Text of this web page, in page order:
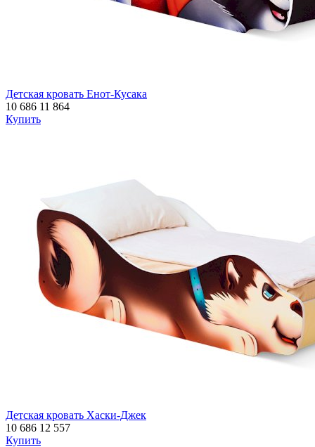
Детская кровать Енот-Кусака
10 686 11 864
Купить
Детская кровать Хаски-Джек
10 686 12 557
Купить